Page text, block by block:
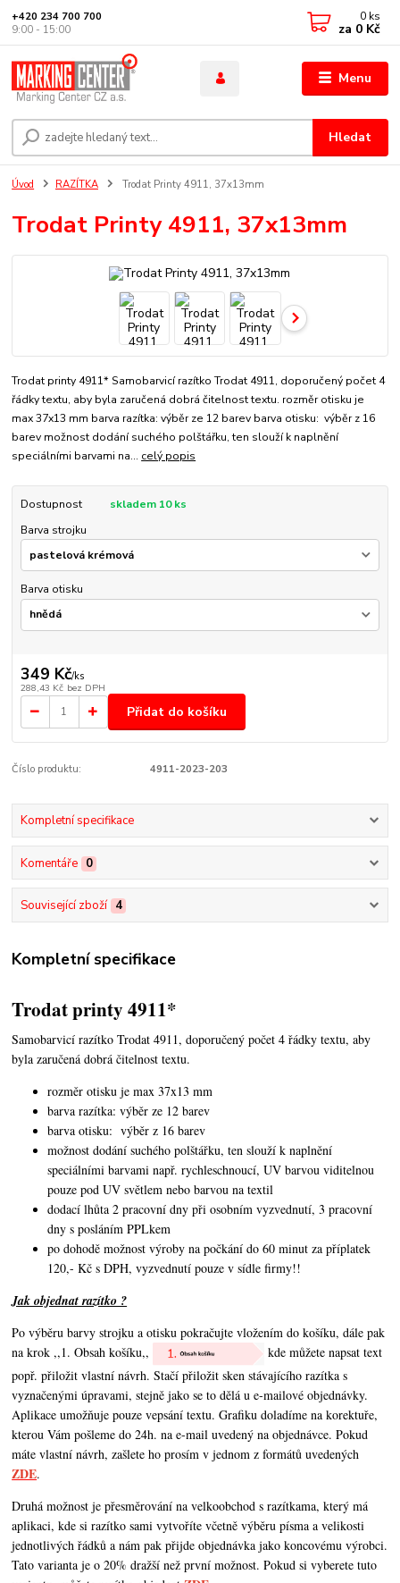
Menu
Hledat
+420 234 700 700
9:00 - 15:00
0 ks
za 0 Kč
Úvod RAZÍTKA Trodat Printy 4911, 37x13mm
Trodat Printy 4911, 37x13mm
Trodat printy 4911* Samobarvicí razítko Trodat 4911, doporučený počet 4
řádky textu, aby byla zaručená dobrá čitelnost textu. rozměr otisku je
max 37x13 mm barva razítka: výběr ze 12 barev barva otisku: výběr z 16
barev možnost dodání suchého polštářku, ten slouží k naplnění
speciálními barvami na... celý popis
Dostupnost
skladem 10 ks
Barva strojku
Barva otisku
349 Kč/ks
288,43 Kč bez DPH
Přidat do košíku
Číslo produktu: 4911-2023-203
Kompletní specifikace
Komentáře 0
Související zboží 4
Kompletní specifikace
Trodat printy 4911*
Samobarvicí razítko Trodat 4911, doporučený počet 4 řádky textu,aby
byla zaručená dobrá čitelnost textu.
rozměr otisku je max 37x13 mm
barva razítka: výběr ze 12 barev
barva otisku: výběr z 16 barev
možnost dodání suchého polštářku, ten slouží k naplnění
speciálními barvami např. rychleschnoucí, UV barvou viditelnou
pouze pod UV světlem nebo barvou na textil
dodací lhůta 2 pracovní dny při osobním vyzvednutí, 3 pracovní
dny s posláním PPLkem
po dohodě možnost výroby na počkání do 60 minut za příplatek
120,- Kč s DPH, vyzvednutí pouze v sídle firmy!!
Jak objednat razítko ?
Po výběru barvy strojku a otisku pokračujte vložením do košíku, dále pak
na krok ,,1. Obsah košíku,,
kde můžete napsat text
popř. přiložit vlastní návrh. Stačí přiložit sken stávajícího razítka s
vyznačenými úpravami, stejně jako se to dělá u e-mailové objednávky.
Aplikace umožňuje pouze vepsání textu. Grafiku doladíme na korektuře,
kterou Vám pošleme do 24h. na e-mail uvedený na objednávce. Pokud
máte vlastní návrh,zašlete ho prosím v jednom z formátů uvedených
ZDE.
Druhá možnost je přesměrování na velkoobchod s razítkama, který má
aplikaci, kde si razítko sami vytvoříte včetně výběru písma a velikosti
jednotlivých řádků a nám pak přijde objednávka jako koncovému výrobci.
Tato varianta je o 20% dražší než první možnost. Pokud si vyberete tuto